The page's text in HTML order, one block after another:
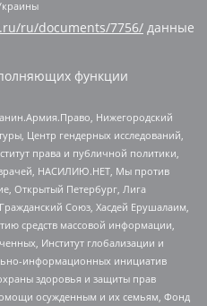
ru/documents/7756/ данные
функции
Нижегородский
Центр гендерных исследований,
права и публичной политики,
НАСИЛИЮ.НЕТ, Мы против
Открытый Петербург, Лига
Союз, Хасдей Ерушалаим,
средств массовой информации,
Институт глобализации и
информационных инициатив
здоровья и защиты прав
осужденным и их семьям, Фонд